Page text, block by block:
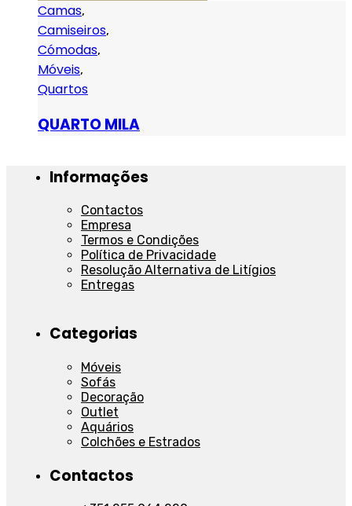
Camas,
Camiseiros,
Cómodas,
Móveis,
Quartos
QUARTO MILA
Informações
Contactos
Empresa
Termos e Condições
Política de Privacidade
Resolução Alternativa de Litígios
Entregas
Categorias
Móveis
Sofás
Decoração
Outlet
Aquários
Colchões e Estrados
Contactos